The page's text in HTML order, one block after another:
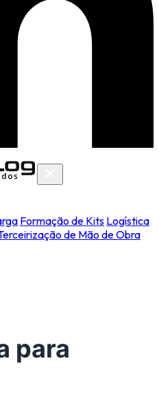
Formação de Kits Logística
de Mão de Obra
para